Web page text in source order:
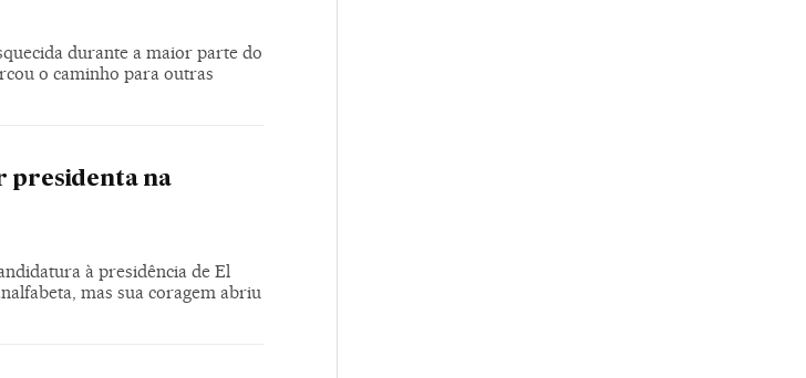
durante a maior parte do
o caminho para outras
presidenta na
à presidência de El
mas sua coragem abriu